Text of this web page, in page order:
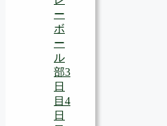
ー
ボ
ー
ル
部3
日
目4
日